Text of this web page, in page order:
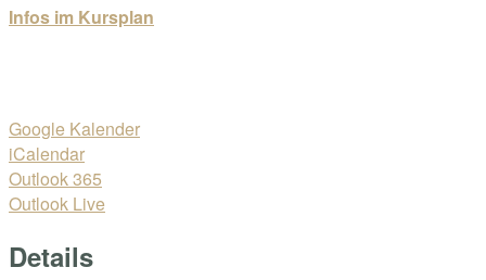
Infos im Kursplan
Google Kalender
iCalendar
Outlook 365
Outlook Live
Details